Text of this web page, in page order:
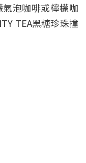
氣泡咖啡或檸檬咖
TEA黑糖珍珠撞